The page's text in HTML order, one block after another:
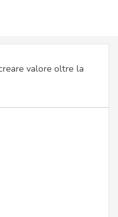
valore oltre la